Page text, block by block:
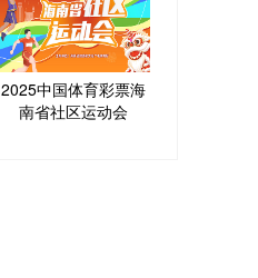
2025中国体育彩票海
南省社区运动会